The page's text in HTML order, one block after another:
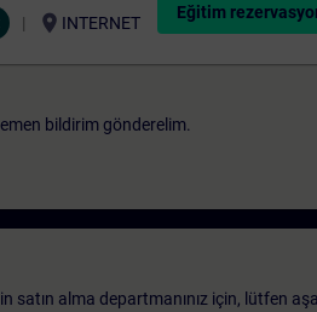
location_on INTERNET
Eğitim
bildirim gönderelim.
alma departmanınız için, lütfen